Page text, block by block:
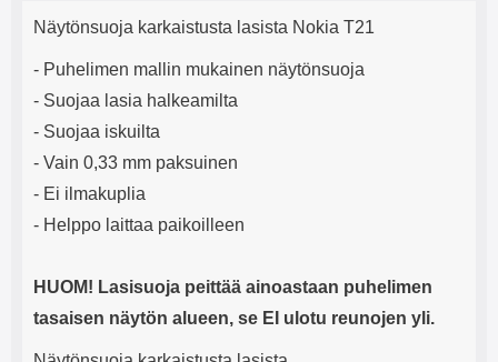
Max Output: USB: DC5V/3.0A
(18W) Type-C: 5V/3A (PD15W)
Tuotekuvaus
Näytönsuoja karkaistusta lasista Nokia T21
- Puhelimen mallin mukainen näytönsuoja
- Suojaa lasia halkeamilta
- Suojaa iskuilta
- Vain 0,33 mm paksuinen
- Ei ilmakuplia
- Helppo laittaa paikoilleen
HUOM! Lasisuoja peittää ainoastaan puhelimen
tasaisen näytön alueen, se EI ulotu reunojen yli.